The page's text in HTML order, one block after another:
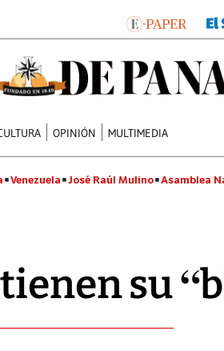
OPINIÓN MULTIMEDIA
Venezuela José Raúl Mulino Asamblea
su